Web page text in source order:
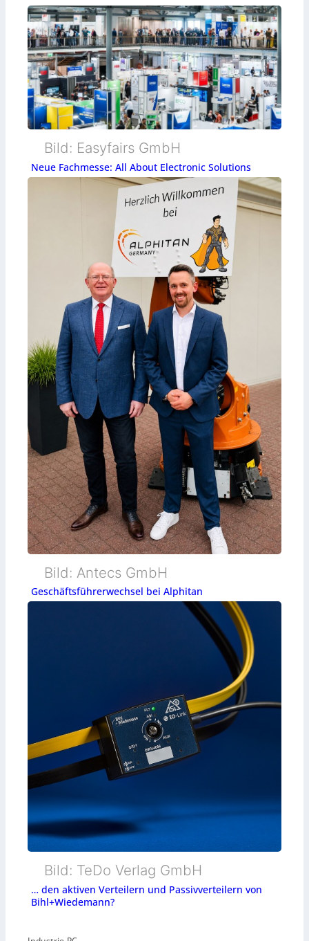
Bild: Easyfairs GmbH
Neue Fachmesse: All About Electronic Solutions
Bild: Antecs GmbH
Geschäftsführerwechsel bei Alphitan
Bild: TeDo Verlag GmbH
… den aktiven Verteilern und Passivverteilern von
Bihl+Wiedemann?